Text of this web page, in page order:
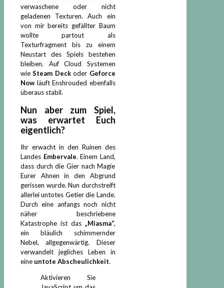
verwaschene oder nicht
geladenen Texturen. Auch ein
von mir bereits gefällter Baum
wollte partout als
Texturfragment bis zu einem
Neustart des Spiels bestehen
bleiben. Auf Cloud Systemen
wieSteam Deckoder Geforce
Now läuft Enshrouded ebenfalls
überaus stabil.
Nun aber zum Spiel,
was erwartet Euch
eigentlich?
Ihr erwacht in den Ruinen des
Landes Embervale. Einem Land,
dass durch die Gier nach Magie
Eurer Ahnen in den Abgrund
gerissen wurde. Nun durchstreift
allerlei untotes Getier die Lande.
Durch eine anfangs noch nicht
näher beschriebene
Katastrophe ist das „Miasma“,
ein bläulich schimmernder
Nebel, allgegenwärtig. Dieser
verwandelt jegliches Leben in
eine untote Abscheulichkeit.
Aktivieren Sie